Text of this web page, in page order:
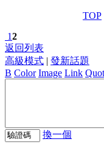
TOP
12
返回列表
高級模式 | 發新話題
B Color Image Link
換一個